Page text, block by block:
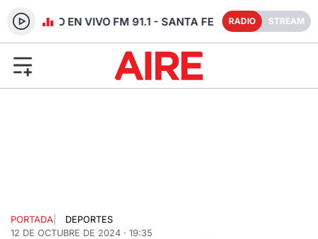
RADIO EN VIVO FM 91.1 - SANTA FE RADIO STREAM
PORTADA
DEPORTES
12 DE OCTUBRE DE 2024 · 19:35